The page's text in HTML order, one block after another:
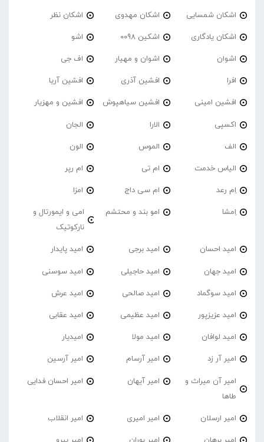
اشکان شمسایی اشکان مهدوی اشکان نظر
اشکان یادگاری اشکین 0098 اشو
اشوان اشوان و مهیار اف جی
افرا افشین آذری افشین آریا
افشین امینی افشین سیاهپوش افشین و مهزیار
اکسپی الارا الجان
الف الموس الون
الیاس خدمت ام تی ام رپر
اِم رعد ام سی داج امزا
اِمشا امو بند و محتشم
امی و ایمورتال و
نارکوتیک
امید احسان امید برجی امید پایدار
امید جهان امید حاجیلی امید سوسنی
امید سوگماد امید صالحی امید عرش
امید عزیزپور امید عظیمی امید عقابی
امید لوافان امید مولا امیدیار
امیر آر زد امیر آرسام امیر آرسین
امیر آن میراث و
طاها
امیر آیهان امیر احسان فدایی
امیر ارسلان امیر امیری امیر انقلاب